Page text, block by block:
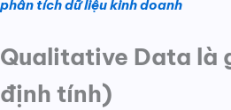
phân tích dữ liệu kinh doanh
Qualitative Data là
định tính)